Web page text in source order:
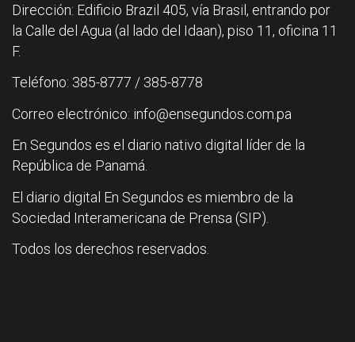
Dirección: Edificio Brazil 405, vía Brasil, entrando por
la Calle del Agua (al lado del Idaan), piso 11, oficina 11
F.
Teléfono: 385-8777 / 385-8778
Correo electrónico: info@ensegundos.com.pa
En Segundos es el diario nativo digital líder de la
República de Panamá.
El diario digital En Segundos es miembro de la
Sociedad Interamericana de Prensa (SIP).
Todos los derechos reservados.